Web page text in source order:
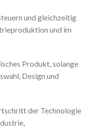
und gleichzeitig
und im
Produkt, solange
Design und
der Technologie